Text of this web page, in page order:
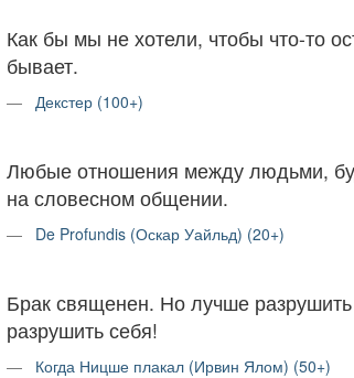
Как бы мы не хотели, чтобы что-то
бывает.
Декстер (100+)
Любые отношения между людьми,
на словесном общении.
De Profundis (Оскар Уайльд) (20+)
Брак священен. Но лучше
разрушить себя!
Когда Ницше плакал (Ирвин Ялом) (50+)